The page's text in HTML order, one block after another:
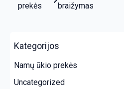
prekės
braižymas
Kategorijos
Namų ūkio prekės
Uncategorized